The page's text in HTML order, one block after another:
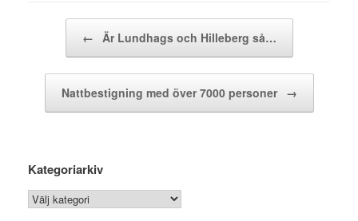
← Är Lundhags och Hilleberg så…
Nattbestigning med över 7000 personer →
Kategoriarkiv
Kategoriarkiv